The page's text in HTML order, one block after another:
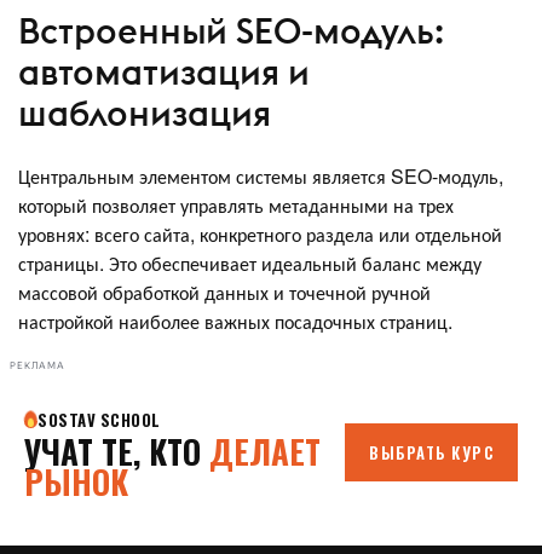
Встроенный SEO-модуль:
автоматизация и
шаблонизация
Центральным элементом системы является SEO-модуль,
который позволяет управлять метаданными на трех
уровнях: всего сайта, конкретного раздела или отдельной
страницы. Это обеспечивает идеальный баланс между
массовой обработкой данных и точечной ручной
настройкой наиболее важных посадочных страниц.
РЕКЛАМА